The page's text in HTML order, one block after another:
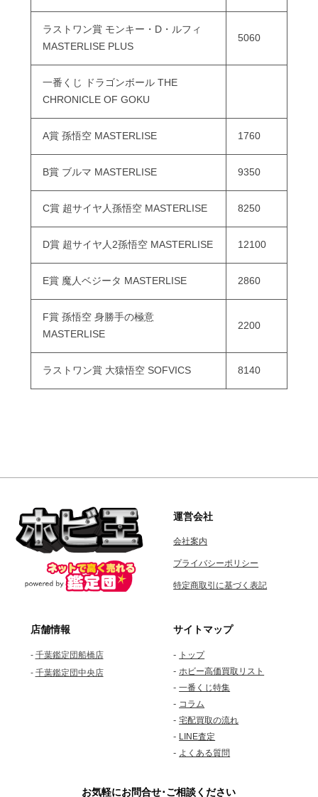
ラストワン賞 モンキー・D・ルフィ
MASTERLISE PLUS
5060
一番くじ ドラゴンボール THE
CHRONICLE OF GOKU
A賞 孫悟空 MASTERLISE 1760
B賞 ブルマ MASTERLISE 9350
C賞 超サイヤ人孫悟空 MASTERLISE 8250
D賞 超サイヤ人2孫悟空 MASTERLISE 12100
E賞 魔人ベジータ MASTERLISE 2860
F賞 孫悟空 身勝手の極意
MASTERLISE
2200
ラストワン賞 大猿悟空 SOFVICS 8140
運営会社
会社案内
プライバシーポリシー
特定商取引に基づく表記
店舗情報
- 千葉鑑定団船橋店
- 千葉鑑定団中央店
サイトマップ
- トップ
-ホビー高価買取リスト
-一番くじ特集
- コラム
-宅配買取の流れ
- LINE査定
- よくある質問
お気軽にお問合せ･ご相談ください